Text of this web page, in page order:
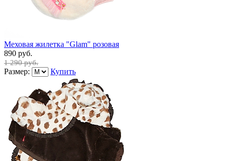
Меховая жилетка "Glam" розовая
890 руб.
1 290 руб.
Размер: Купить